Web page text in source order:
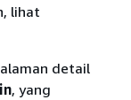
lihat
detail
, yang